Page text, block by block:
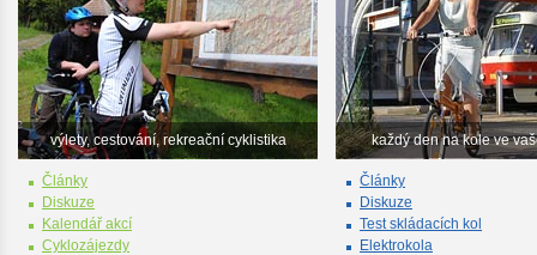
výlety, cestování, rekreační cyklistika
Články
Diskuze
Kalendář akcí
Cyklozájezdy
každý den na kole ve
Články
Diskuze
Test skládacích kol
Elektrokola